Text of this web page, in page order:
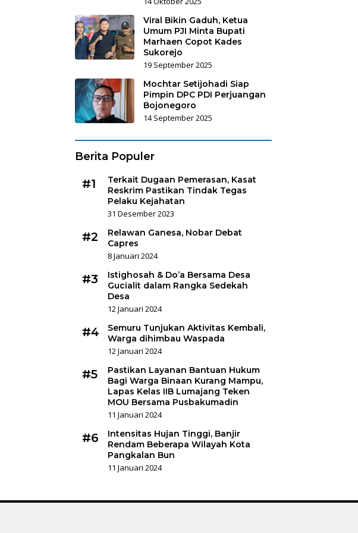
Viral Bikin Gaduh, Ketua
Umum PJI Minta Bupati
Marhaen Copot Kades
Sukorejo
19 September 2025
Mochtar Setijohadi Siap
Pimpin DPC PDI Perjuangan
Bojonegoro
14 September 2025
Berita Populer
#1
Terkait Dugaan Pemerasan, Kasat
Reskrim Pastikan Tindak Tegas
Pelaku Kejahatan
31 Desember 2023
#2
Relawan Ganesa, Nobar Debat
Capres
8 Januari 2024
#3
Istighosah & Do’a Bersama Desa
Gucialit dalam Rangka Sedekah
Desa
12 Januari 2024
#4
Semuru Tunjukan Aktivitas Kembali,
Warga dihimbau Waspada
12 Januari 2024
#5
Pastikan Layanan Bantuan Hukum
Bagi Warga Binaan Kurang Mampu,
Lapas Kelas IIB Lumajang Teken
MOU Bersama Pusbakumadin
11 Januari 2024
#6
Intensitas Hujan Tinggi, Banjir
Rendam Beberapa Wilayah Kota
Pangkalan Bun
11 Januari 2024